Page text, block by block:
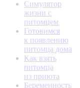
Симулятор
жизни с
питомцем
Готовимся
к появлению
питомца дома
Как взять
питомца
из приюта
Беременность